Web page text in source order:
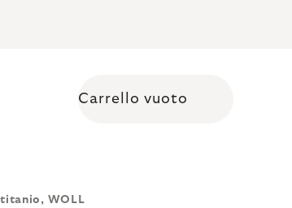
Carrello vuoto
titanio, WOLL